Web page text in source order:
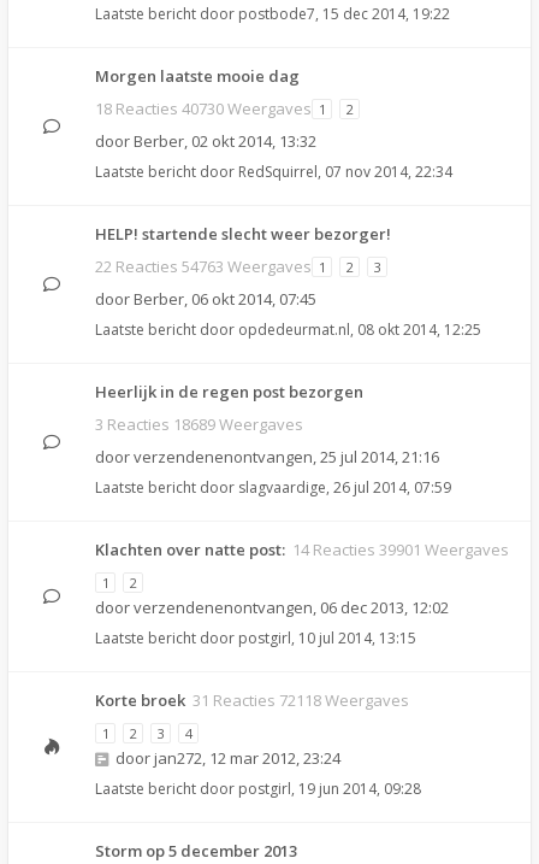
Laatste bericht door postbode7, 15 dec 2014, 19:22
Morgen laatste mooie dag
18 Reacties 40730 Weergaves 1 2
door Berber, 02 okt 2014, 13:32
Laatste bericht door RedSquirrel, 07 nov 2014, 22:34
HELP! startende slecht weer bezorger!
22 Reacties 54763 Weergaves 1 2 3
door Berber, 06 okt 2014, 07:45
Laatste bericht door opdedeurmat.nl, 08 okt 2014, 12:25
Heerlijk in de regen post bezorgen
3 Reacties 18689 Weergaves
doorverzendenenontvangen,25 jul 2014, 21:16
Laatste bericht door slagvaardige, 26 jul 2014, 07:59
Klachten over natte post: 14 Reacties 39901 Weergaves
1 2
doorverzendenenontvangen, 06 dec 2013, 12:02
Laatste bericht door postgirl, 10 jul 2014, 13:15
Korte broek 31 Reacties 72118 Weergaves
1 2 3 4
door jan272, 12 mar 2012, 23:24
Laatste bericht door postgirl, 19 jun 2014, 09:28
Storm op 5 december 2013